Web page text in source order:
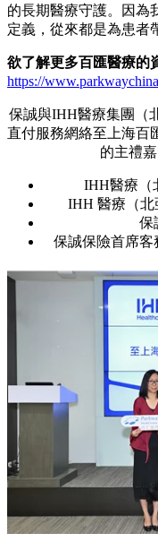
的長期醫療守護。因為
定義，從來都是為患者
欲了解更多百匯醫療的
https://
保誠與IHH醫療集團（
直付服務網絡至上海百
的主禮
IHH醫療（
IHH 醫療（北
保
保誠保險首席客